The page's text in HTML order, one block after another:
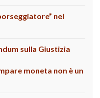
nel
sulla Giustizia
moneta non è un